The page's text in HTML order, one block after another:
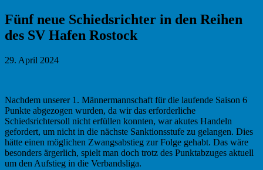
Fünf neue Schiedsrichter in den Reihen
des SV Hafen Rostock
29. April 2024
Nachdem unserer 1. Männermannschaft für die laufende Saison 6
Punkte abgezogen wurden, da wir das erforderliche
Schiedsrichtersoll nicht erfüllen konnten, war akutes Handeln
gefordert, um nicht in die nächste Sanktionsstufe zu gelangen. Dies
hätte einen möglichen Zwangsabstieg zur Folge gehabt. Das wäre
besonders ärgerlich, spielt man doch trotz des Punktabzuges aktuell
um den Aufstieg in die Verbandsliga.